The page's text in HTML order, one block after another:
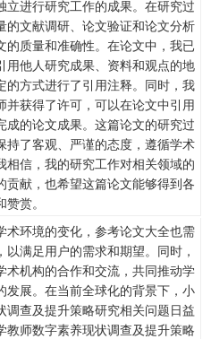
立进行研究工作的成果。在研究过
的文献调研、论文验证和论文分析
的质量和准确性。在论文中，我已
用他人研究成果、资料和观点的地
的方式进行了引用注释。同时，我
并获得了许可，可以在论文中引用
成的论文成果。这篇论文的研究过
持了客观、严谨的态度，遵循学术
相信，我的研究工作对相关领域的
贡献，也希望这篇论文能够得到各
赏。
术环境的变化，参考论文大全也需
满足用户的需求和期望。同时，
术机构的合作和交流，共同推动学
发展。在当前全球化的背景下，小
调查及提升策略研究相关问题日益
教师数字素养现状调查及提升策略